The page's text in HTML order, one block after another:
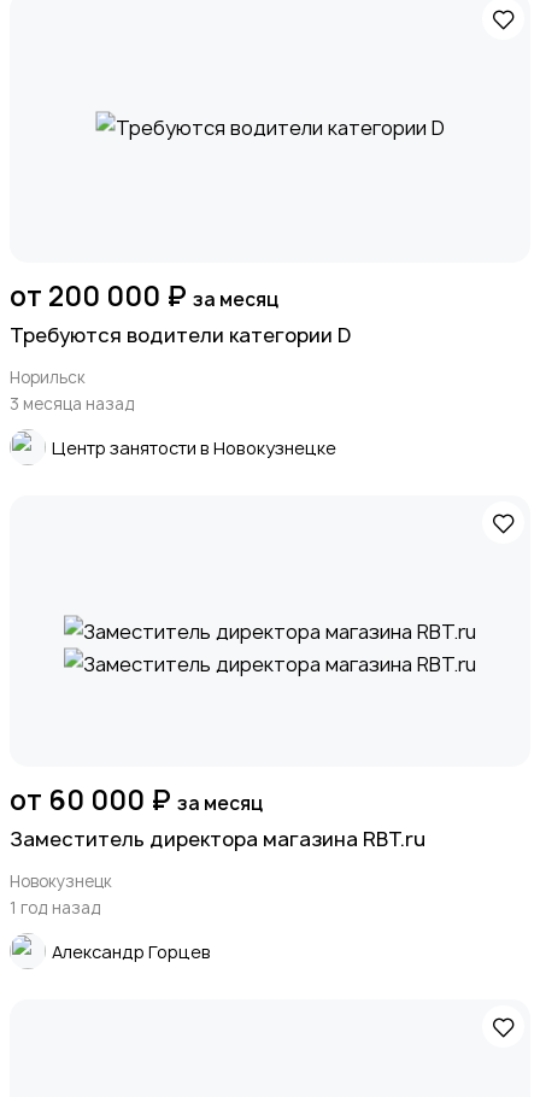
от 200 000 ₽ за месяц
Требуются водители категории D
Норильск
3 месяца назад
Центр занятости в Новокузнецке
от 60 000 ₽ за месяц
Заместитель директора магазина RBT.ru
Новокузнецк
1 год назад
Александр Горцев